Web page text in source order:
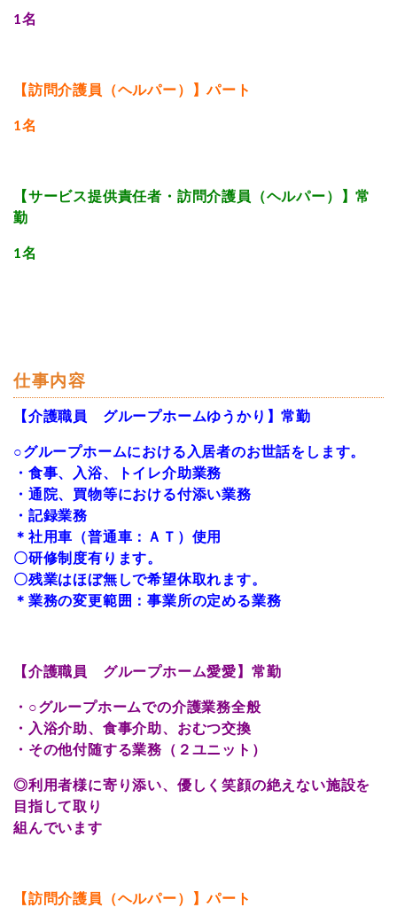
1名
【訪問介護員（ヘルパー）】パート
1名
【サービス提供責任者・訪問介護員（ヘルパー）】常
勤
1名
仕事内容
【介護職員 グループホームゆうかり】常勤
○グループホームにおける入居者のお世話をします。
・食事、入浴、トイレ介助業務
・通院、買物等における付添い業務
・記録業務
＊社用車（普通車：ＡＴ）使用
〇研修制度有ります。
〇残業はほぼ無しで希望休取れます。
＊業務の変更範囲：事業所の定める業務
【介護職員 グループホーム愛愛】常勤
・○グループホームでの介護業務全般
・入浴介助、食事介助、おむつ交換
・その他付随する業務（２ユニット）
◎利用者様に寄り添い、優しく笑顔の絶えない施設を
目指して取り
組んでいます
【訪問介護員（ヘルパー）】パート